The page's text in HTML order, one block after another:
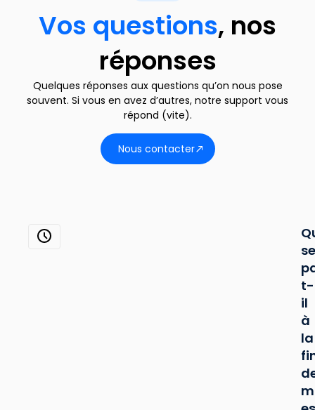
Vos questions, nos
réponses
Quelques réponses aux questions qu’on nous pose
souvent. Si vous en avez d’autres, notre support vous
répond (vite).
Nous contacter
se
t-
il
à
la